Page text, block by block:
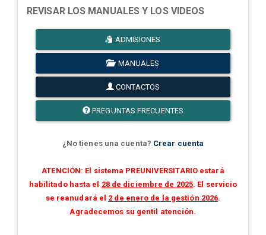
REVISAR LOS MANUALES Y LOS VIDEOS
ADMISIONES
MANUALES
CONTACTOS
PREGUNTAS FRECUENTES
¿No tienes una cuenta? Crear cuenta
ATENCIÓN: El sistema PREUNIVERSITARIO estará
habilitado hasta el 28 de diciembre de 2025. El servicio
se reanudará el 2 de enero de la gestión 2026.
Agradecemos su gentil atención.